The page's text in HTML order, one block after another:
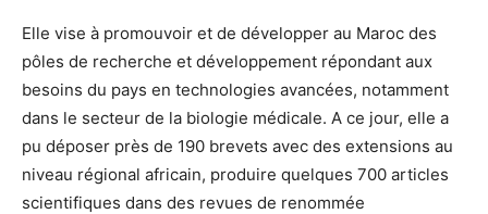
Elle vise à promouvoir et de développer au Maroc des
pôles de recherche et développement répondant aux
besoins du pays en technologies avancées, notamment
dans le secteur de la biologie médicale. A ce jour, elle a
pu déposer près de 190 brevets avec des extensions au
niveau régional africain, produire quelques 700 articles
scientifiques dans des revues de renommée